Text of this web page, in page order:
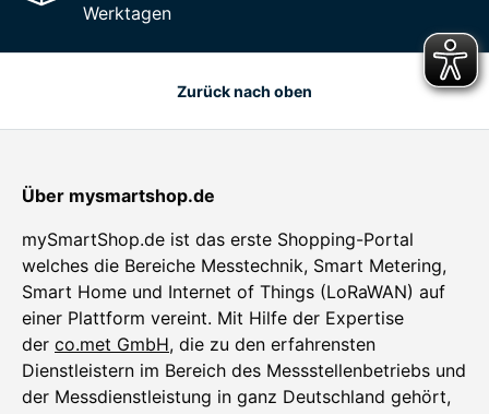
Werktagen
Zurück nach oben
Über mysmartshop.de
mySmartShop.de ist das erste Shopping-Portal
welches die Bereiche Messtechnik, Smart Metering,
Smart Home und Internet of Things (LoRaWAN) auf
einer Plattform vereint. Mit Hilfe der Expertise
der co.met GmbH, die zu den erfahrensten
Dienstleistern im Bereich des Messstellenbetriebs und
der Messdienstleistung in ganz Deutschland gehört,